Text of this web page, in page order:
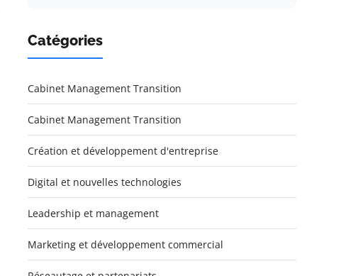
Catégories
Cabinet Management Transition
Cabinet Management Transition
Création et développement d'entreprise
Digital et nouvelles technologies
Leadership et management
Marketing et développement commercial